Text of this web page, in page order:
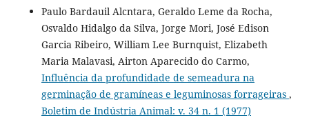
Paulo Bardauil Alcntara, Geraldo Leme da Rocha,
Osvaldo Hidalgo da Silva, Jorge Mori, José Edison
Garcia Ribeiro, William Lee Burnquist, Elizabeth
Maria Malavasi, Airton Aparecido do Carmo,
Influência da profundidade de semeadura na
germinação de gramíneas e leguminosas forrageiras ,
Boletim de Indústria Animal: v. 34 n. 1 (1977)